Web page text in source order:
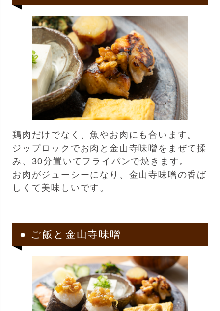
鶏肉だけでなく、魚やお肉にも合います。
ジップロックでお肉と金山寺味噌をまぜて揉
み、30分置いてフライパンで焼きます。
お肉がジューシーになり、金山寺味噌の香ば
しくて美味しいです。
● ご飯と金山寺味噌